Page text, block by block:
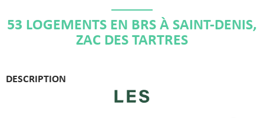
53 LOGEMENTS EN BRS À SAINT-DENIS,
ZAC DES TARTRES
DESCRIPTION